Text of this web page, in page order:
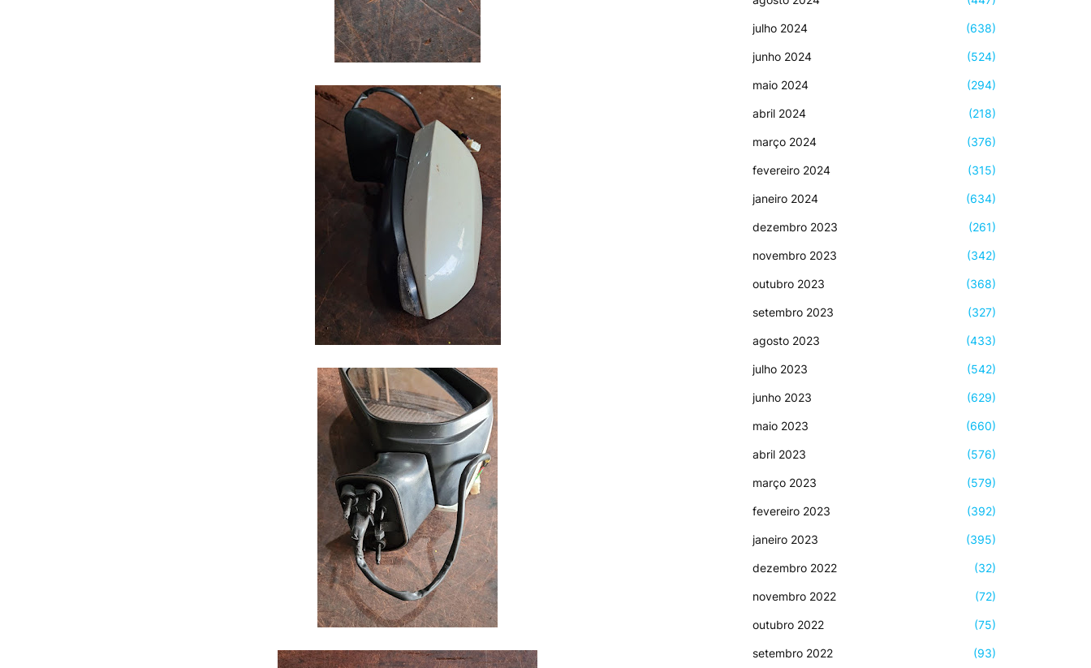
julho 2024 (638)
junho 2024 (524)
maio 2024 (294)
abril 2024 (218)
março 2024 (376)
fevereiro 2024 (315)
janeiro 2024 (634)
dezembro 2023 (261)
novembro 2023 (342)
outubro 2023 (368)
setembro 2023 (327)
agosto 2023 (433)
julho 2023 (542)
junho 2023 (629)
maio 2023 (660)
abril 2023 (576)
março 2023 (579)
fevereiro 2023 (392)
janeiro 2023 (395)
dezembro 2022 (32)
novembro 2022 (72)
outubro 2022 (75)
setembro 2022 (93)